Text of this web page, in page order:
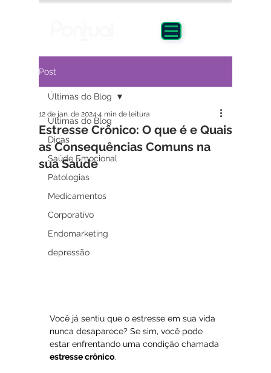
Post
Últimas do Blog
Dicas
Saúde Emocional
Patologias
Medicamentos
Corporativo
Endomarketing
depressão
Últimas do Blog
Estresse Crônico: O que é e Quais
as Consequências Comuns na
sua Saúde
12 de jan. de 2024 4 min de leitura
Você já sentiu que o estresse em sua vida
nunca desaparece? Se sim, você pode
estar enfrentando uma condição chamada
estresse crônico.